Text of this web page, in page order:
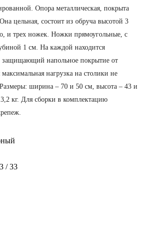
Опора металлическая, покрыта
цельная, состоит из обруча высотой 3
и трех ножек. Ножки прямоугольные, с
1 см. На каждой находится
защищающий напольное покрытие от
нагрузка на столики не
ширина – 70 и 50 см, высота – 43 и
кг. Для сборки в комплектацию
/ 33